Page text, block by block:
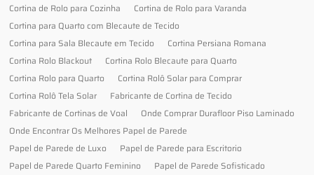
Cortina de Rolo para Cozinha
Cortina de Rolo para Varanda
Cortina para Quarto com Blecaute de Tecido
Cortina para Sala Blecaute em Tecido
Cortina Persiana Romana
Cortina Rolo Blackout
Cortina Rolo Blecaute para Quarto
Cortina Rolo para Quarto
Cortina Rolô Solar para Comprar
Cortina Rolô Tela Solar
Fabricante de Cortina de Tecido
Fabricante de Cortinas de Voal
Onde Comprar Durafloor Piso Laminado
Onde Encontrar Os Melhores Papel de Parede
Papel de Parede de Luxo
Papel de Parede para Escritorio
Papel de Parede Quarto Feminino
Papel de Parede Sofisticado